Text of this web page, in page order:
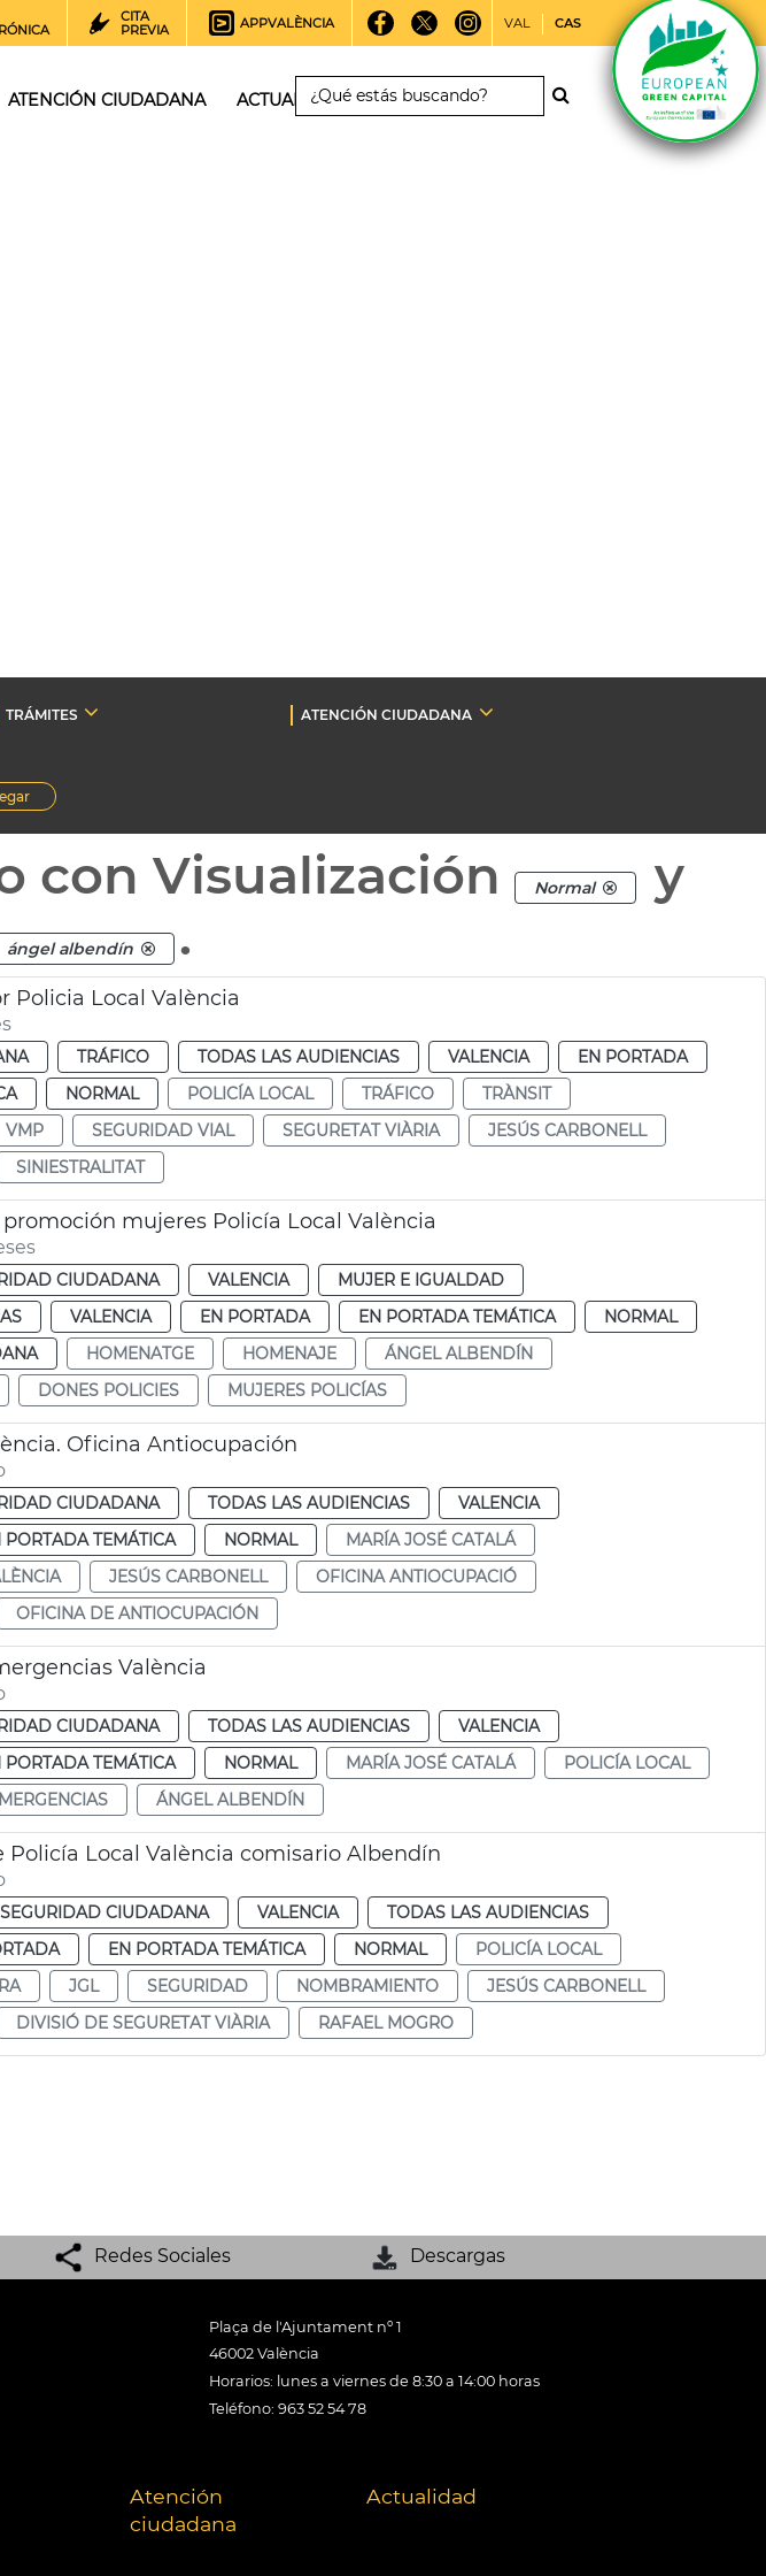
CITA
PREVIA
APPVALÈNCIA VAL CAS
ATENCIÓN CIUDADANA ACTUALIDAD
TRÁMITES
ATENCIÓN CIUDADANA
con Visualización Normal
y
ángel albendín .
Policia Local València
TRÁFICO TODAS LAS AUDIENCIAS VALENCIA
EN PORTADA
NORMAL POLICÍA LOCAL TRÁFICO
TRÀNSIT
VMP SEGURIDAD VIAL SEGURETAT VIÀRIA
JESÚS CARBONELL
SINIESTRALITAT
mujeres Policía Local València
CIUDADANA VALENCIA
MUJER E IGUALDAD
VALENCIA EN PORTADA EN PORTADA TEMÁTICA
NORMAL
HOMENATGE HOMENAJE
ÁNGEL ALBENDÍN
DONES POLICIES MUJERES POLICÍAS
Oficina Antiocupación
CIUDADANA TODAS LAS AUDIENCIAS
VALENCIA
PORTADA TEMÁTICA NORMAL
MARÍA JOSÉ CATALÁ
JESÚS CARBONELL
OFICINA ANTIOCUPACIÓ
OFICINA DE ANTIOCUPACIÓN
València
CIUDADANA TODAS LAS AUDIENCIAS
VALENCIA
PORTADA TEMÁTICA NORMAL MARÍA JOSÉ CATALÁ
POLICÍA LOCAL
ÁNGEL ALBENDÍN
Local València comisario Albendín
SEGURIDAD CIUDADANA VALENCIA
TODAS LAS AUDIENCIAS
EN PORTADA TEMÁTICA NORMAL
POLICÍA LOCAL
JGL SEGURIDAD NOMBRAMIENTO
JESÚS CARBONELL
DIVISIÓ DE SEGURETAT VIÀRIA RAFAEL MOGRO
Redes Sociales Descargas
Plaça de l'Ajuntament nº 1
46002 València
Horarios: lunes a viernes de 8:30 a 14:00 horas
Teléfono: 963 52 54 78
Atención
ciudadana
Actualidad